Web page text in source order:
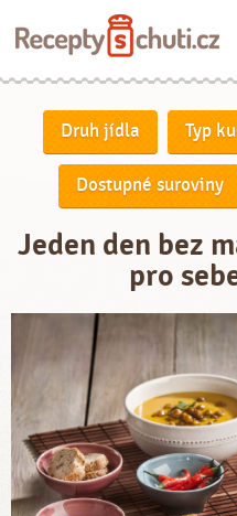
Druh jídla Typ
Dostupné suroviny
Jeden den bez
pro